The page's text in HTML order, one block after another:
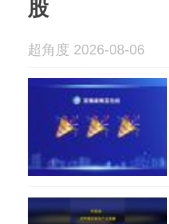
股
超角度 2026-08-06